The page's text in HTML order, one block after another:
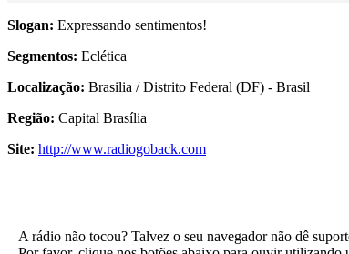
Slogan: Expressando sentimentos!
Segmentos: Eclética
Localização: Brasilia / Distrito Federal (DF) - Brasil
Região: Capital Brasília
Site: http://www.radiogoback.com
A rádio não tocou? Talvez o seu navegador não dê